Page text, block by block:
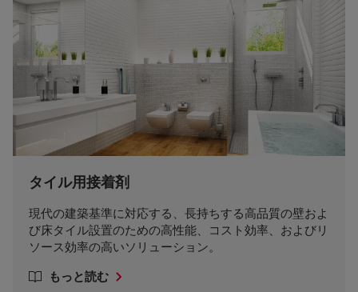
タイル用接着剤
現代の建築基準に対応する、長持ちする高品質の壁およ
び床タイル設置のための高性能、コスト効率、およびリ
ソース効率の高いソリューション。
もっと読む